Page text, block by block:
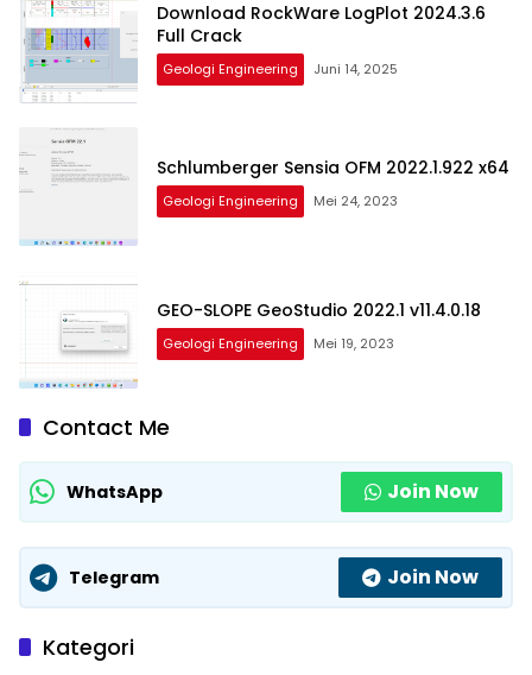
Download RockWare LogPlot 2024.3.6
Full Crack
Geologi Engineering Juni 14, 2025
Schlumberger Sensia OFM 2022.1.922 x64
Geologi Engineering Mei 24, 2023
GEO-SLOPE GeoStudio 2022.1 v11.4.0.18
Geologi Engineering Mei 19, 2023
Contact Me
WhatsApp Join Now
Telegram Join Now
Kategori